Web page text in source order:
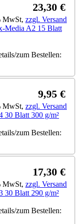
23,30 €
MwSt, zzgl. Versand
Media A2 15 Blatt
zum Bestellen:
9,95 €
MwSt, zzgl. Versand
30 Blatt 300 g/m²
zum Bestellen:
17,30 €
MwSt, zzgl. Versand
30 Blatt 290 g/m²
zum Bestellen: